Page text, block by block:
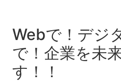
Webで！デジ
で！企業を未
す！！